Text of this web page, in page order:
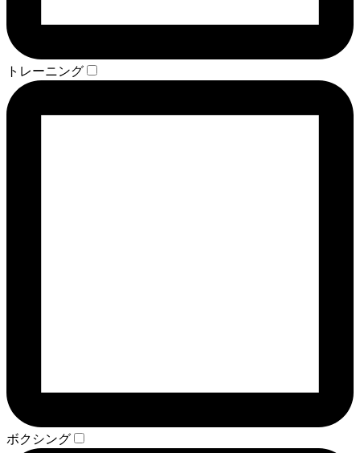
トレーニング
ボクシング